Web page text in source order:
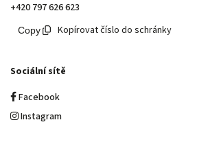
+420 797 626 623
Kopírovat číslo do schránky
Sociální sítě
Facebook
Instagram